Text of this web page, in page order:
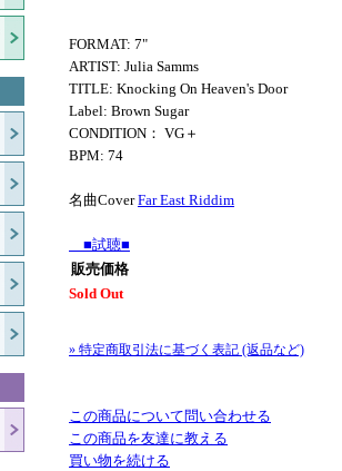
FORMAT: 7"
ARTIST: Julia Samms
TITLE: Knocking On Heaven's Door
Label: Brown Sugar
CONDITION： VG＋
BPM: 74
名曲CoverFar East Riddim
■試聴■
販売価格
Sold Out
» 特定商取引法に基づく表記 (返品など)
この商品について問い合わせる
この商品を友達に教える
買い物を続ける